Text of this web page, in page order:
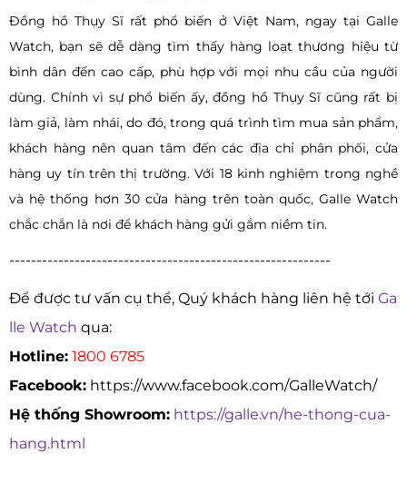
Đồng hồ Thụy Sĩ rất phổ biến ở Việt Nam, ngay tại Galle
Watch, bạn sẽ dễ dàng tìm thấy hàng loạt thương hiệu từ
bình dân đến cao cấp, phù hợp với mọi nhu cầu của người
dùng. Chính vì sự phổ biến ấy, đồng hồ Thụy Sĩ cũng rất bị
làm giả, làm nhái, do đó, trong quá trình tìm mua sản phẩm,
khách hàng nên quan tâm đến các địa chỉ phân phối, cửa
hàng uy tín trên thị trường. Với 18 kinh nghiệm trong nghề
và hệ thống hơn 30 cửa hàng trên toàn quốc, Galle Watch
chắc chắn là nơi để khách hàng gửi gắm niềm tin.
-----------------------------------------------------------
Để được tư vấn cụ thể, Quý khách hàng liên hệ tới Ga
lle Watch qua:
Hotline: 1800 6785
Facebook: https://www.facebook.com/GalleWatch/
Hệ thống Showroom: https://galle.vn/he-thong-cua-
hang.html